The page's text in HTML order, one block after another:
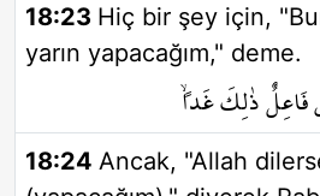
18:23 Hiç bir şey için,
yarın yapacağım," deme.
فَاعِلٌ ذٰلِكَ غَداًۙ
18:24 Ancak, "Allah